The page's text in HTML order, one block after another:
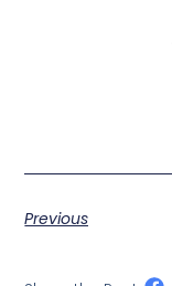
Previous